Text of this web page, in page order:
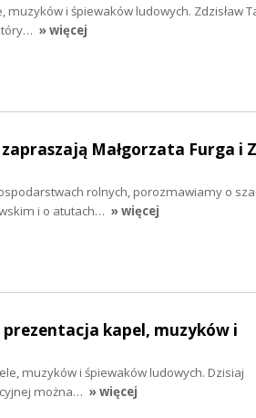
i śpiewaków ludowych. Zdzisław
» więcej
Małgorzata Furga i
rolnych, porozmawiamy o
i o atutach… » więcej
kapel, muzyków i
muzyków i śpiewaków ludowych. Dzisiaj
można… » więcej